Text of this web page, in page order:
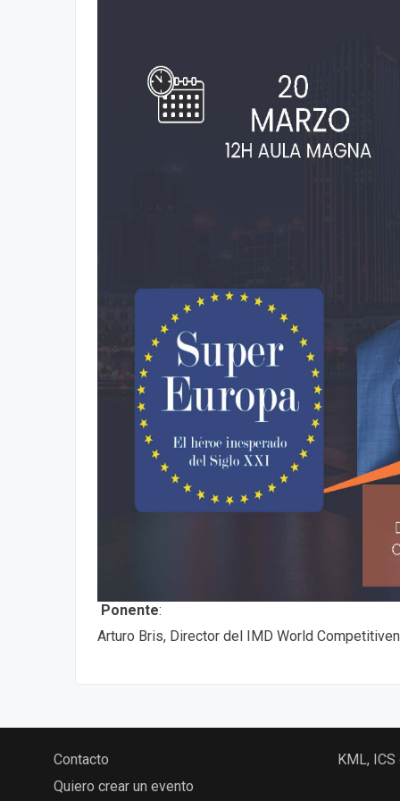
Ponente:
Arturo Bris, Director del IMD World
Contacto
Quiero crear un evento
KML, ICS